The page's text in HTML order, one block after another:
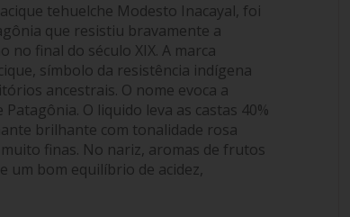
tehuelche Modesto Inacayal, foi
que resistiu bravamente a
final do século XIX. A marca
símbolo da resistência indígena
ancestrais. O nome evoca a
O liquido leva as castas 40%
brilhante com tonalidade rosa
finas. No nariz, aromas de frutos
um bom equilíbrio de acidez,